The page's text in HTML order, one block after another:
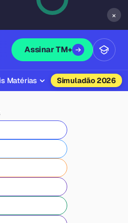
×
Assinar TM+
Matérias Simuladão 2026